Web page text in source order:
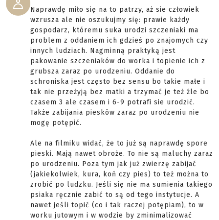
Naprawdę miło się na to patrzy, aż sie człowiek
wzrusza ale nie oszukujmy się: prawie każdy
gospodarz, któremu suka urodzi szczeniaki ma
problem z oddaniem ich gdzieś po znajomych czy
innych ludziach. Nagminną praktyką jest
pakowanie szczeniaków do worka i topienie ich z
grubsza zaraz po urodzeniu. Oddanie do
schroniska jest często bez sensu bo takie małe i
tak nie przeżyją bez matki a trzymać je też źle bo
czasem 3 ale czasem i 6-9 potrafi sie urodzić.
Także zabijania piesków zaraz po urodzeniu nie
mogę potępić.
Ale na filmiku widać, że to już są naprawdę spore
pieski. Mają nawet obroże. To nie są maluchy zaraz
po urodzeniu. Poza tym jak już zwierzę zabijać
(jakiekolwiek, kura, koń czy pies) to też można to
zrobić po ludzku. Jeśli się nie ma sumienia takiego
psiaka ręcznie zabić to są od tego instytucje. A
nawet jeśli topić (co i tak raczej potępiam), to w
worku jutowym i w wodzie by zminimalizować